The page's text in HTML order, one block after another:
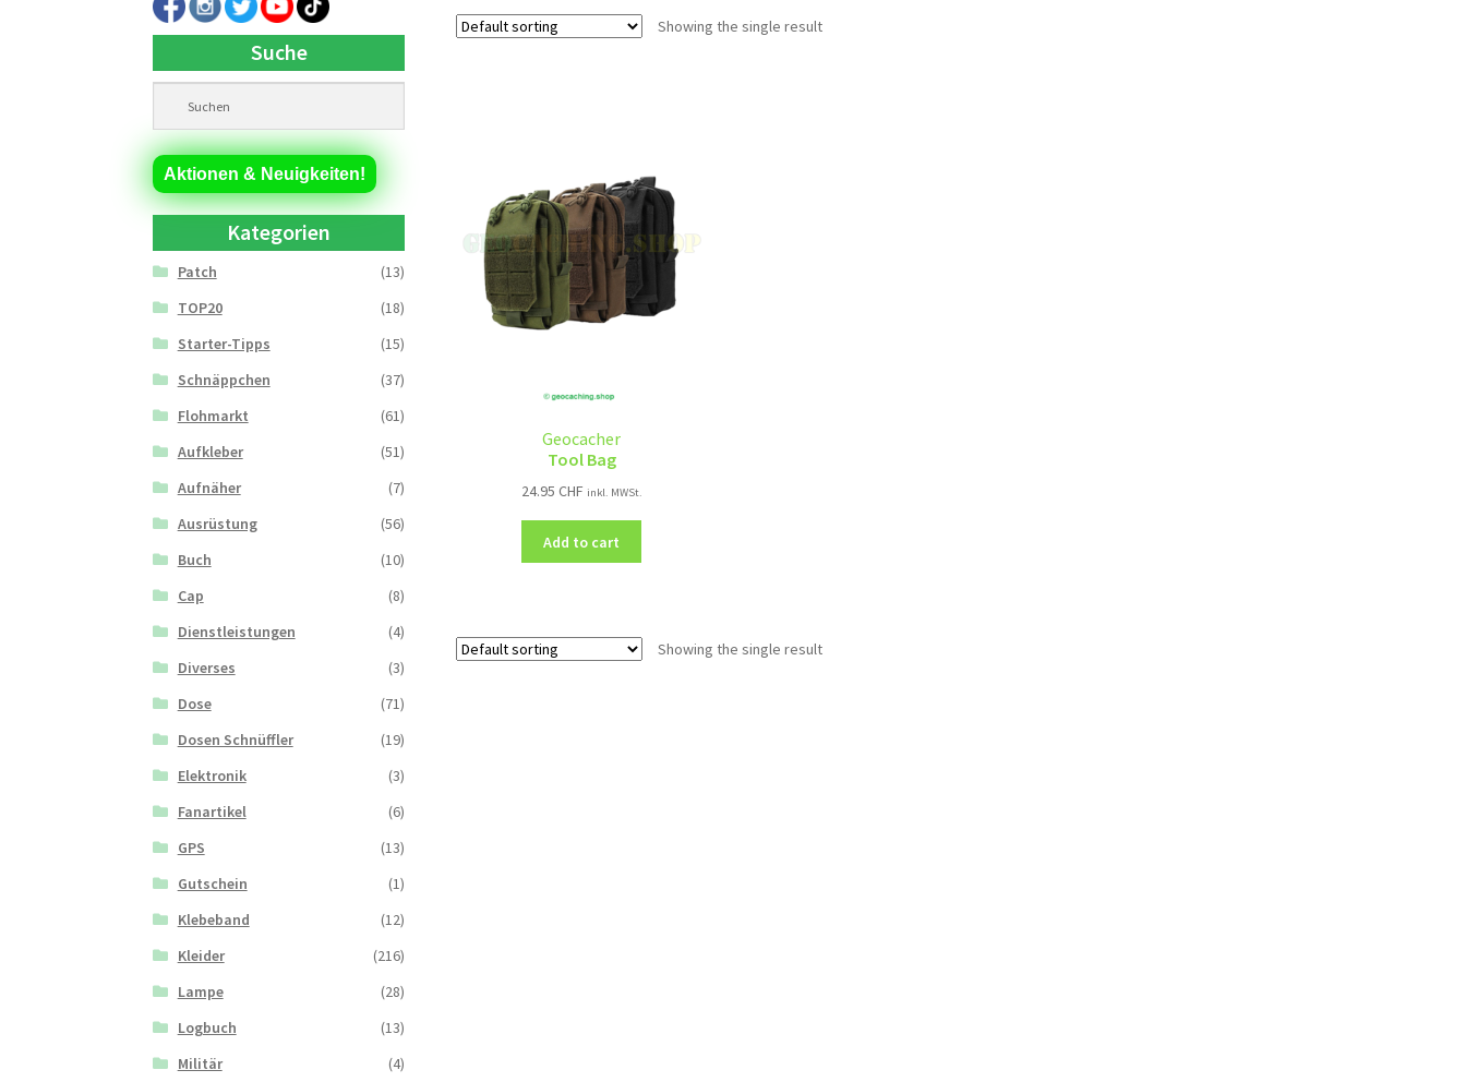
Showing the single result
Geocacher
Tool Bag
24.95 CHF inkl. MWSt.
Add to cart
Showing the single result
Suche
Aktionen & Neuigkeiten!
Kategorien
Patch
(13)
TOP20
(18)
Starter-Tipps
(15)
Schnäppchen
(37)
Flohmarkt
(61)
Aufkleber
(51)
Aufnäher
(7)
Ausrüstung
(56)
Buch
(10)
Cap
(8)
Dienstleistungen
(4)
Diverses
(3)
Dose
(71)
Dosen Schnüffler
(19)
Elektronik
(3)
Fanartikel
(6)
GPS
(13)
Gutschein
(1)
Klebeband
(12)
Kleider
(216)
Lampe
(28)
Logbuch
(13)
Militär
(4)